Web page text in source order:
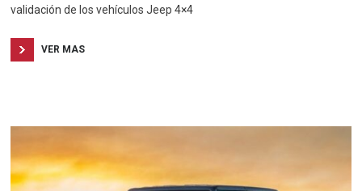
validación de los vehículos Jeep 4×4
VER MAS